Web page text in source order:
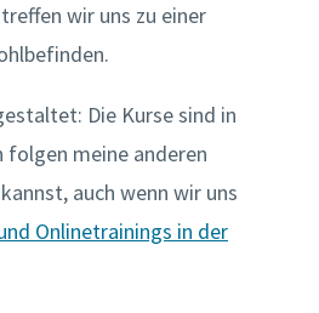
wir uns zu einer
Die Kurse sind in
folgen meine anderen
auch wenn wir uns
Onlinetrainings in der